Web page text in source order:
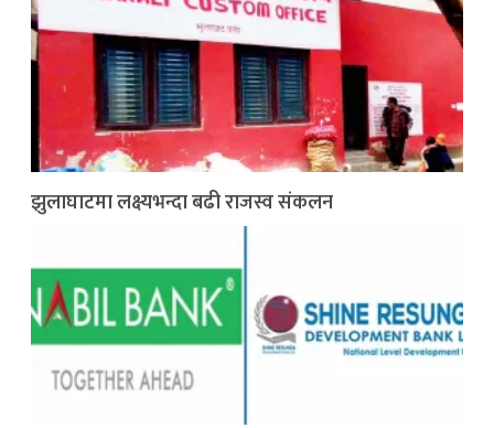
झुलाघाटमा लक्ष्यभन्दा बढी राजस्व संकलन